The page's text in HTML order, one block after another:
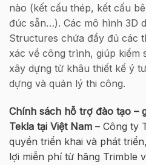
nào (kết cấu thép, kết cấu
đúc sẵn…). Các mô hình 3D
Structures chứa đầy đủ các
xác về công trình, giúp kiểm
xây dựng từ khâu thiết kế ý
dựng và quản lý thi công.
Chính sách hỗ trợ đào tạo –
Tekla tại Việt Nam – Công ty
quyền triển khai và phát
lợi miễn phí từ hãng Trimble